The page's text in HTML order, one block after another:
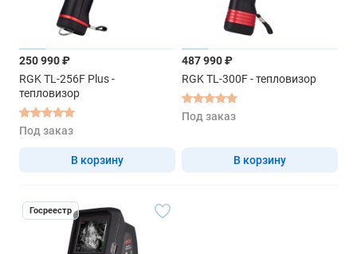
250 990 ₽
RGK TL-256F Plus -
тепловизор
Под заказ
В корзину
487 990 ₽
RGK TL-300F - тепловизор
Под заказ
В корзину
Госреестр